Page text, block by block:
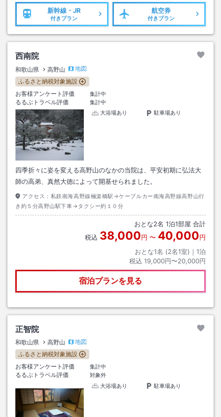
新幹線・JR
付きプラン
航空券
付きプラン
西南院
和歌山県 高野山
地図
ふるさと納税対象施設
お客様アンケート評価
集計中
るるぶトラベル評価
集計中
大浴場あり
駐車場あり
四季折々に姿を変える高野山のなかの当院は、平安初期に弘法大
師の高弟、真然大徳によって開基せられました。
アクセス： 私鉄南海高野線極楽橋駅→ケーブルカー南海高野線高野山行
き約５分高野山駅下車→タクシー約１０分
おとな2名 1泊1部屋 合計
税込 38,000円 〜 40,000円
おとな1名 (2名1室)｜ 1泊
税込 19,000円〜20,000円
宿泊プランを見る
正智院
和歌山県 高野山
地図
ふるさと納税対象施設
お客様アンケート評価
集計中
るるぶトラベル評価
対象外
大浴場あり
駐車場あり